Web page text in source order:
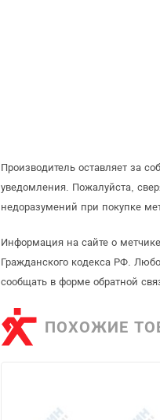
Производитель оставляет за
уведомления. Пожалуйста,
недоразумений при покупке
Информация на сайте о
Гражданского кодекса РФ.
сообщать в форме обратной
ПОХОЖИЕ